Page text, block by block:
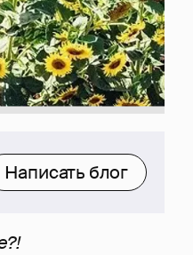
Написать блог